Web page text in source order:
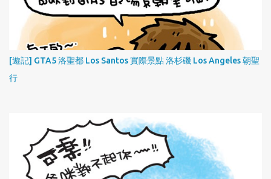
[遊記] GTA5 洛聖都 Los Santos 實際景點 洛杉磯 Los Angeles 朝聖
行